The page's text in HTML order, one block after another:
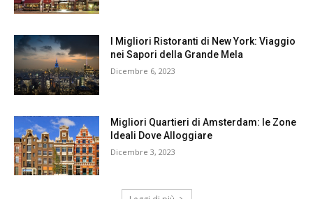
I Migliori Ristoranti di New York: Viaggio
nei Sapori della Grande Mela
Dicembre 6, 2023
Migliori Quartieri di Amsterdam: le Zone
Ideali Dove Alloggiare
Dicembre 3, 2023